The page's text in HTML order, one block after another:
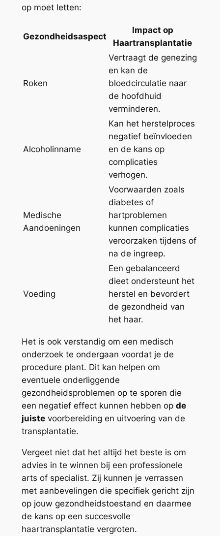
op moet letten:
Gezondheidsaspect
Impact op
Haartransplantatie
Roken
Vertraagt de genezing
en kan de
bloedcirculatie naar
de hoofdhuid
verminderen.
Alcoholinname
Kan het herstelproces
negatief beïnvloeden
en de kans op
complicaties
verhogen.
Medische
Aandoeningen
Voorwaarden zoals
diabetes of
hartproblemen
kunnen complicaties
veroorzaken tijdens of
na de ingreep.
Voeding
Een gebalanceerd
dieet ondersteunt het
herstel en bevordert
de gezondheid van
het haar.
Het is ook verstandig om een medisch
onderzoek te ondergaan voordat je de
procedure plant. Dit kan helpen om
eventuele onderliggende
gezondheidsproblemen op te sporen die
een negatief effect kunnen hebben op de
juistevoorbereiding en uitvoering van de
transplantatie.
Vergeet niet dat het altijd het beste is om
advies in te winnen bij een professionele
arts of specialist. Zij kunnen je verrassen
met aanbevelingen die specifiek gericht zijn
op jouw gezondheidstoestand en daarmee
de kans op een succesvolle
haartransplantatie vergroten.